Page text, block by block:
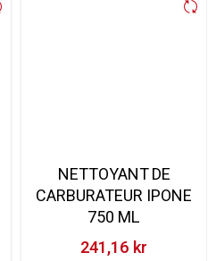
NETTOYANT DE
CARBURATEUR IPONE
750 ML
241,16 kr‎